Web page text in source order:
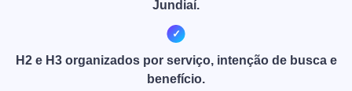
Jundiaí.
H2 e H3 organizados por serviço, intenção de busca e
benefício.